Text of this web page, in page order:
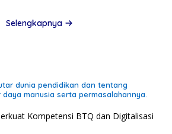
Selengkapnya
dunia pendidikan dan tentang
manusia serta permasalahannya.